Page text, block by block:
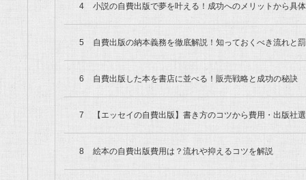
小説の自費出版で夢を叶える！成功へのメリットから具
自費出版の納本義務を徹底解説！知っておくべき流れと
自費出版した本を書店に並べる！販売戦略と成功の秘訣
【エッセイの自費出版】書き方のコツから費用・出版社
絵本の自費出版費用は？流れや抑えるコツを解説